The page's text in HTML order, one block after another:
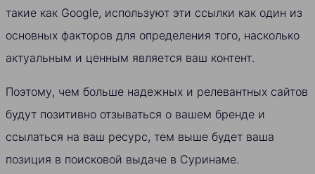
такие как Google, используют эти ссылки как один из
основных факторов для определения того, насколько
актуальным и ценным является ваш контент.
Поэтому, чем больше надежных и релевантных сайтов
будут позитивно отзываться о вашем бренде и
ссылаться на ваш ресурс, тем выше будет ваша
позиция в поисковой выдаче в Суринаме.